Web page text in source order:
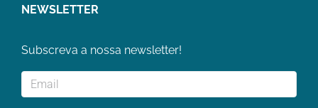
NEWSLETTER
Subscreva a nossa newsletter!